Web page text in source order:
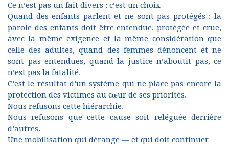
Ce n’est pas un fait divers : c’est un choix
Quand des enfants parlent et ne sont pas protégés : la
parole des enfants doit être entendue, protégée et crue,
avec la même exigence et la même considération que
celle des adultes, quand des femmes dénoncent et ne
sont pas entendues, quand la justice n’aboutit pas, ce
n’est pas la fatalité.
C’est le résultat d’un système qui ne place pas encore la
protection des victimes au cœur de ses priorités.
Nous refusons cette hiérarchie.
Nous refusons que cette cause soit reléguée derrière
d’autres.
Une mobilisation qui dérange — et qui doit continuer